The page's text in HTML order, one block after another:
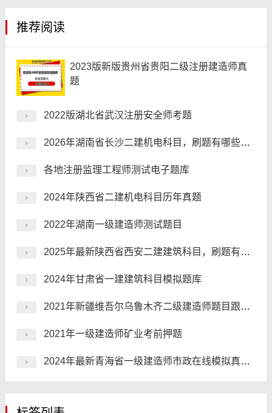
推荐阅读
2023版新版贵州省贵阳二级注册建造师真
题
2022版湖北省武汉注册安全师考题
2026年湖南省长沙二建机电科目，刷题有哪些平台?
各地注册监理工程师测试电子题库
2024年陕西省二建机电科目历年真题
2022年湖南一级建造师测试题目
2025年最新陕西省西安二建建筑科目，刷题有哪些app?
2024年甘肃省一建建筑科目模拟题库
2021年新疆维吾尔乌鲁木齐二级建造师题目跟内部资料
2021年一级建造师矿业考前押题
2024年最新青海省一级建造师市政在线模拟真题库